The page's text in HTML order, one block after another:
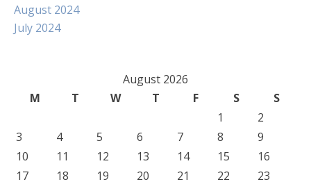
August 2024
July 2024
August 2026
M
T W T F S
S
1
2
3
4 5 6 7 8
9
10
11 12 13 14 15
16
17
18 19 20 21 22
23